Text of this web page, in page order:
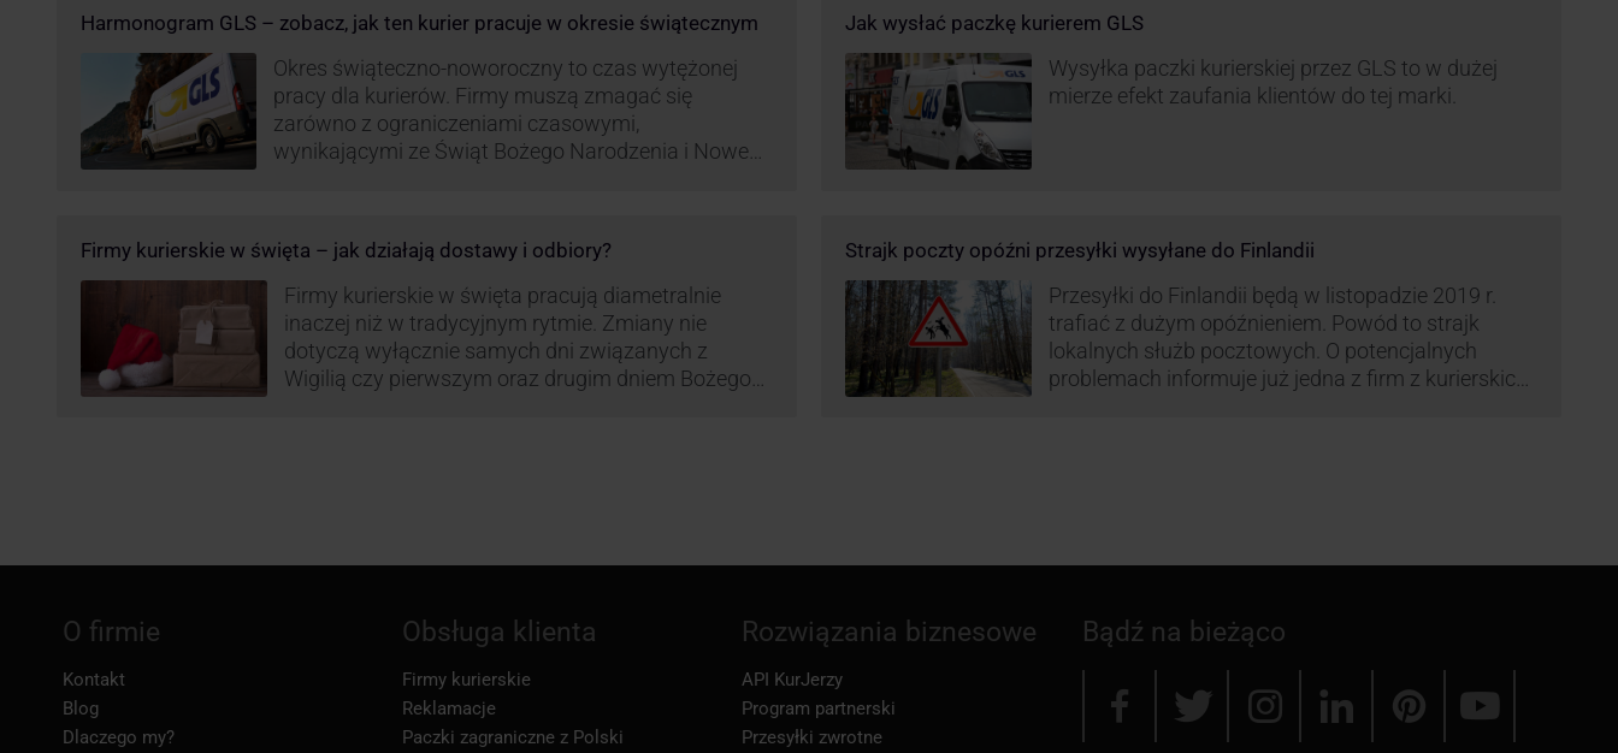
Harmonogram GLS – zobacz, jak ten kurier pracuje w okresie świątecznym
Okres świąteczno-noworoczny to czas wytężonej
pracy dla kurierów. Firmy muszą zmagać się
zarówno z ograniczeniami czasowymi,
wynikającymi ze Świąt Bożego Narodzenia i Nowego
GLS na czas świąteczny!
Jak wysłać paczkę kurierem GLS
Wysyłka paczki kurierskiej przez GLS to w dużej
mierze efekt zaufania klientów do tej marki.
Firmy kurierskie w święta – jak działają dostawy i odbiory?
Firmy kurierskie w święta pracują diametralnie
inaczej niż w tradycyjnym rytmie. Zmiany nie
dotyczą wyłącznie samych dni związanych z
Wigilią czy pierwszym oraz drugim dniem Bożego
Strajk poczty opóźni przesyłki wysyłane do Finlandii
Przesyłki do Finlandii będą w listopadzie 2019 r.
trafiać z dużym opóźnieniem. Powód to strajk
lokalnych służb pocztowych. O potencjalnych
problemach informuje już jedna z firm z kurierskich
Bądź na bieżąco
O firmie
Kontakt
Blog
Dlaczego my?
Obsługa klienta
Firmy kurierskie
Reklamacje
Paczki zagraniczne z Polski
Rozwiązania biznesowe
API KurJerzy
Program partnerski
Przesyłki zwrotne